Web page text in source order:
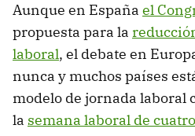
Aunque en España el
propuesta para la
laboral, el debate en
nunca y muchos países
modelo de jornada laboral
la semana laboral de